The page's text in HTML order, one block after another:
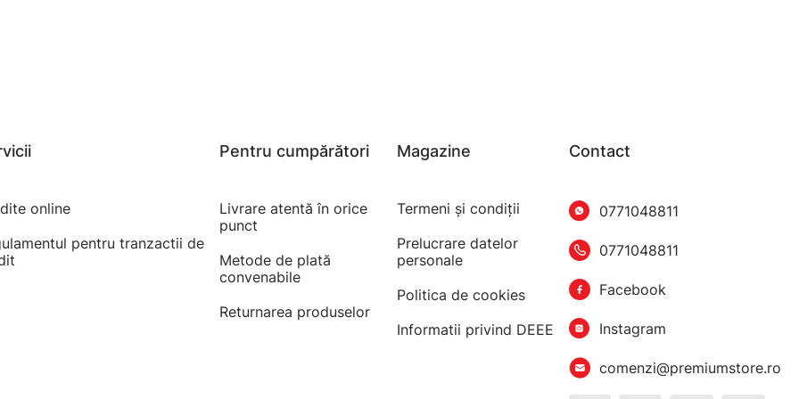
online
pentru tranzactii de
Pentru cumpărători
Livrare atentă în orice
punct
Metode de plată
convenabile
Returnarea produselor
Magazine
Termeni şi condiţii
Prelucrare datelor
personale
Politica de cookies
Informatii privind DEEE
Contact
0771048811
0771048811
Facebook
Instagram
comenzi@premiumstore.ro